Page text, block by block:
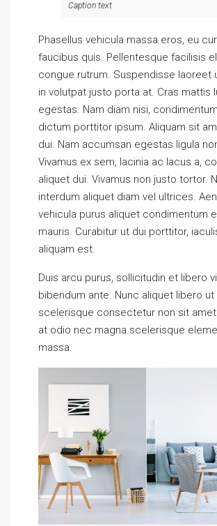
Caption text
Phasellus vehicula massa eros, eu
faucibus quis. Pellentesque facilisis
congue rutrum. Suspendisse laoreet
in volutpat justo porta at. Cras mattis
egestas. Nam diam nisi,
dictum porttitor ipsum. Aliquam sit
dui. Nam accumsan egestas ligula
Vivamus ex sem, lacinia ac lacus a,
aliquet dui. Vivamus non justo tortor.
interdum aliquet diam vel ultrices.
vehicula purus aliquet condimentum
mauris. Curabitur ut dui porttitor,
aliquam est.
Duis arcu purus, sollicitudin et libero
bibendum ante. Nunc aliquet libero ut
scelerisque consectetur non sit
at odio nec magna scelerisque
massa.